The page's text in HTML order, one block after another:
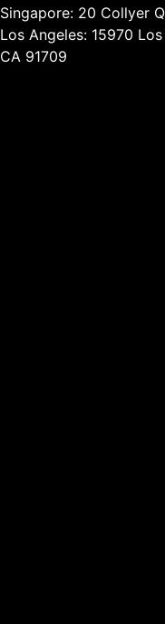
Singapore: 20 Collyer
Los Angeles: 15970
CA 91709